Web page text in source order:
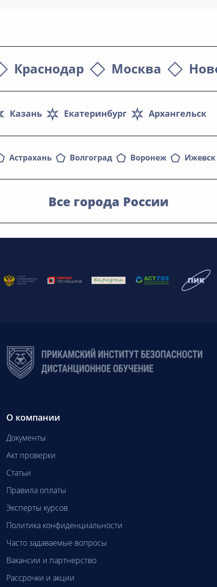
Краснодар Москва
Архангельск
Екатеринбург
Казань
Астрахань Волгоград Воронеж Ижевск
Все города России
О компании
Документы
Акт проверки
Статьи
Правила оплаты
Эксперты курсов
Политика конфиденциальности
Часто задаваемые вопросы
Вакансии и партнерство
Рассрочки и акции